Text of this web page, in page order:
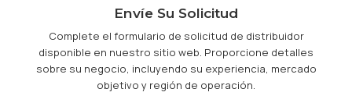
Envíe Su Solicitud
Complete el formulario de solicitud de distribuidor
disponible en nuestro sitio web. Proporcione detalles
sobre su negocio, incluyendo su experiencia, mercado
objetivo y región de operación.